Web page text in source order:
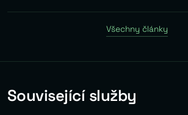
Všechny články
Související služby